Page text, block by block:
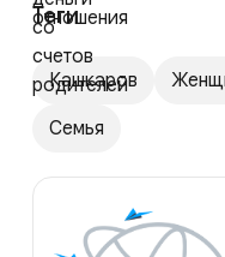
Теги
Кашкаров
Семья